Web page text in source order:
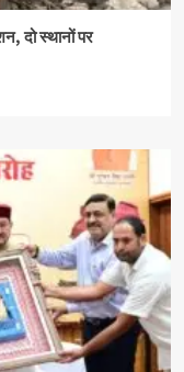
दो स्थानों पर